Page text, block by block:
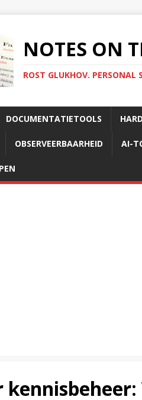
NOTES ON
ROST GLUKHOV. PERSONAL
DOCUMENTATIETOOLS
OBSERVEERBAARHEID AI-